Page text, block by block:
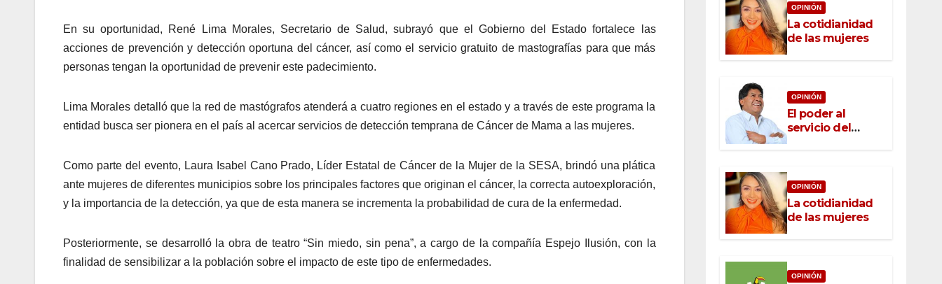
En su oportunidad, René Lima Morales, Secretario de Salud, subrayó que el Gobierno del Estado fortalece las
acciones de prevención y detección oportuna del cáncer, así como el servicio gratuito de mastografías para que más
personas tengan la oportunidad de prevenir este padecimiento.
Lima Morales detalló que la red de mastógrafos atenderá a cuatro regiones en el estado y a través de este programa la
entidad busca ser pionera en el país al acercar servicios de detección temprana de Cáncer de Mama a las mujeres.
Como parte del evento, Laura Isabel Cano Prado, Líder Estatal de Cáncer de la Mujer de la SESA, brindó una plática
ante mujeres de diferentes municipios sobre los principales factores que originan el cáncer, la correcta autoexploración,
y la importancia de la detección, ya que de esta manera se incrementa la probabilidad de cura de la enfermedad.
Posteriormente, se desarrolló la obra de teatro “Sin miedo, sin pena”, a cargo de la compañía Espejo Ilusión, con la
finalidad de sensibilizar a la población sobre el impacto de este tipo de enfermedades.
OPINIÓN
La cotidianidad
de las mujeres
OPINIÓN
El poder al
servicio del
pueblo: la nueva
México
OPINIÓN
La cotidianidad
de las mujeres
OPINIÓN